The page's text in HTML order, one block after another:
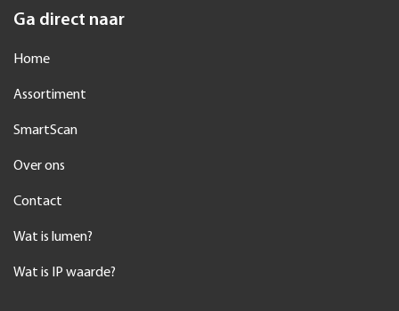
Ga direct naar
Home
Assortiment
SmartScan
Over ons
Contact
Wat is lumen?
Wat is IP waarde?